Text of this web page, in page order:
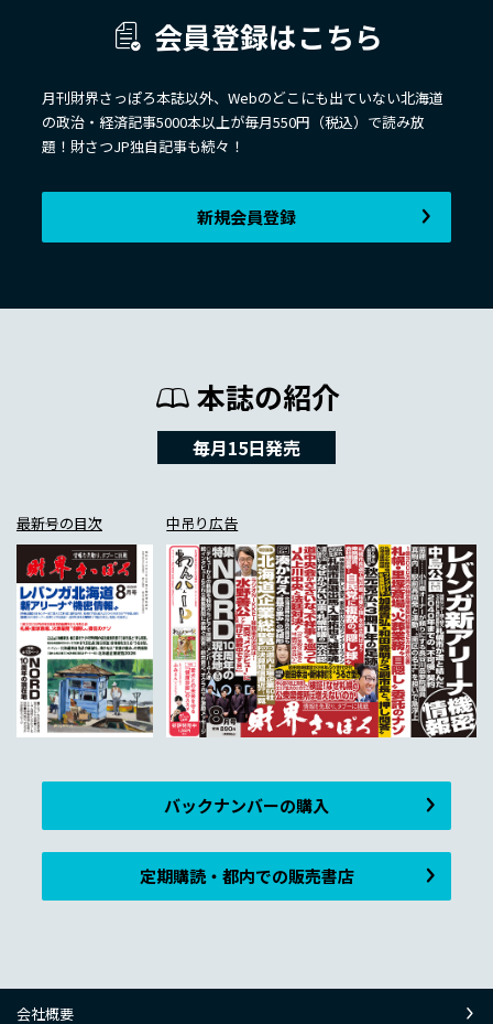
会員登録はこちら
月刊財界さっぽろ本誌以外、Webのどこにも出ていない北海道
の政治・経済記事5000本以上が毎月550円（税込）で読み放
題！財さつJP独自記事も続々！
新規会員登録
本誌の紹介
毎月15日発売
最新号の目次 中吊り広告
バックナンバーの購入
定期購読・都内での販売書店
会社概要